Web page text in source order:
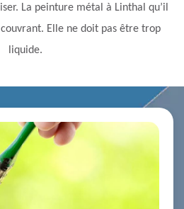
La peinture métal à Linthal qu’il
Elle ne doit pas être trop
liquide.